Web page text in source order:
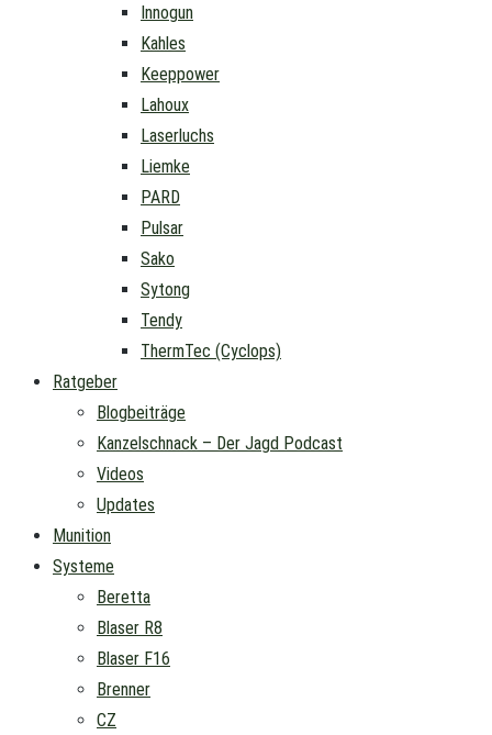
Innogun
Kahles
Keeppower
Lahoux
Laserluchs
Liemke
PARD
Pulsar
Sako
Sytong
Tendy
ThermTec (Cyclops)
Ratgeber
Blogbeiträge
Kanzelschnack – Der Jagd Podcast
Videos
Updates
Munition
Systeme
Beretta
Blaser R8
Blaser F16
Brenner
CZ